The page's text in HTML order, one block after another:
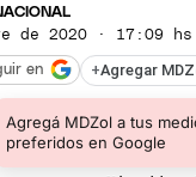
de 2020 · 17:09 hs
+Agregar
Agregá MDZol a tus
preferidos en Google
en